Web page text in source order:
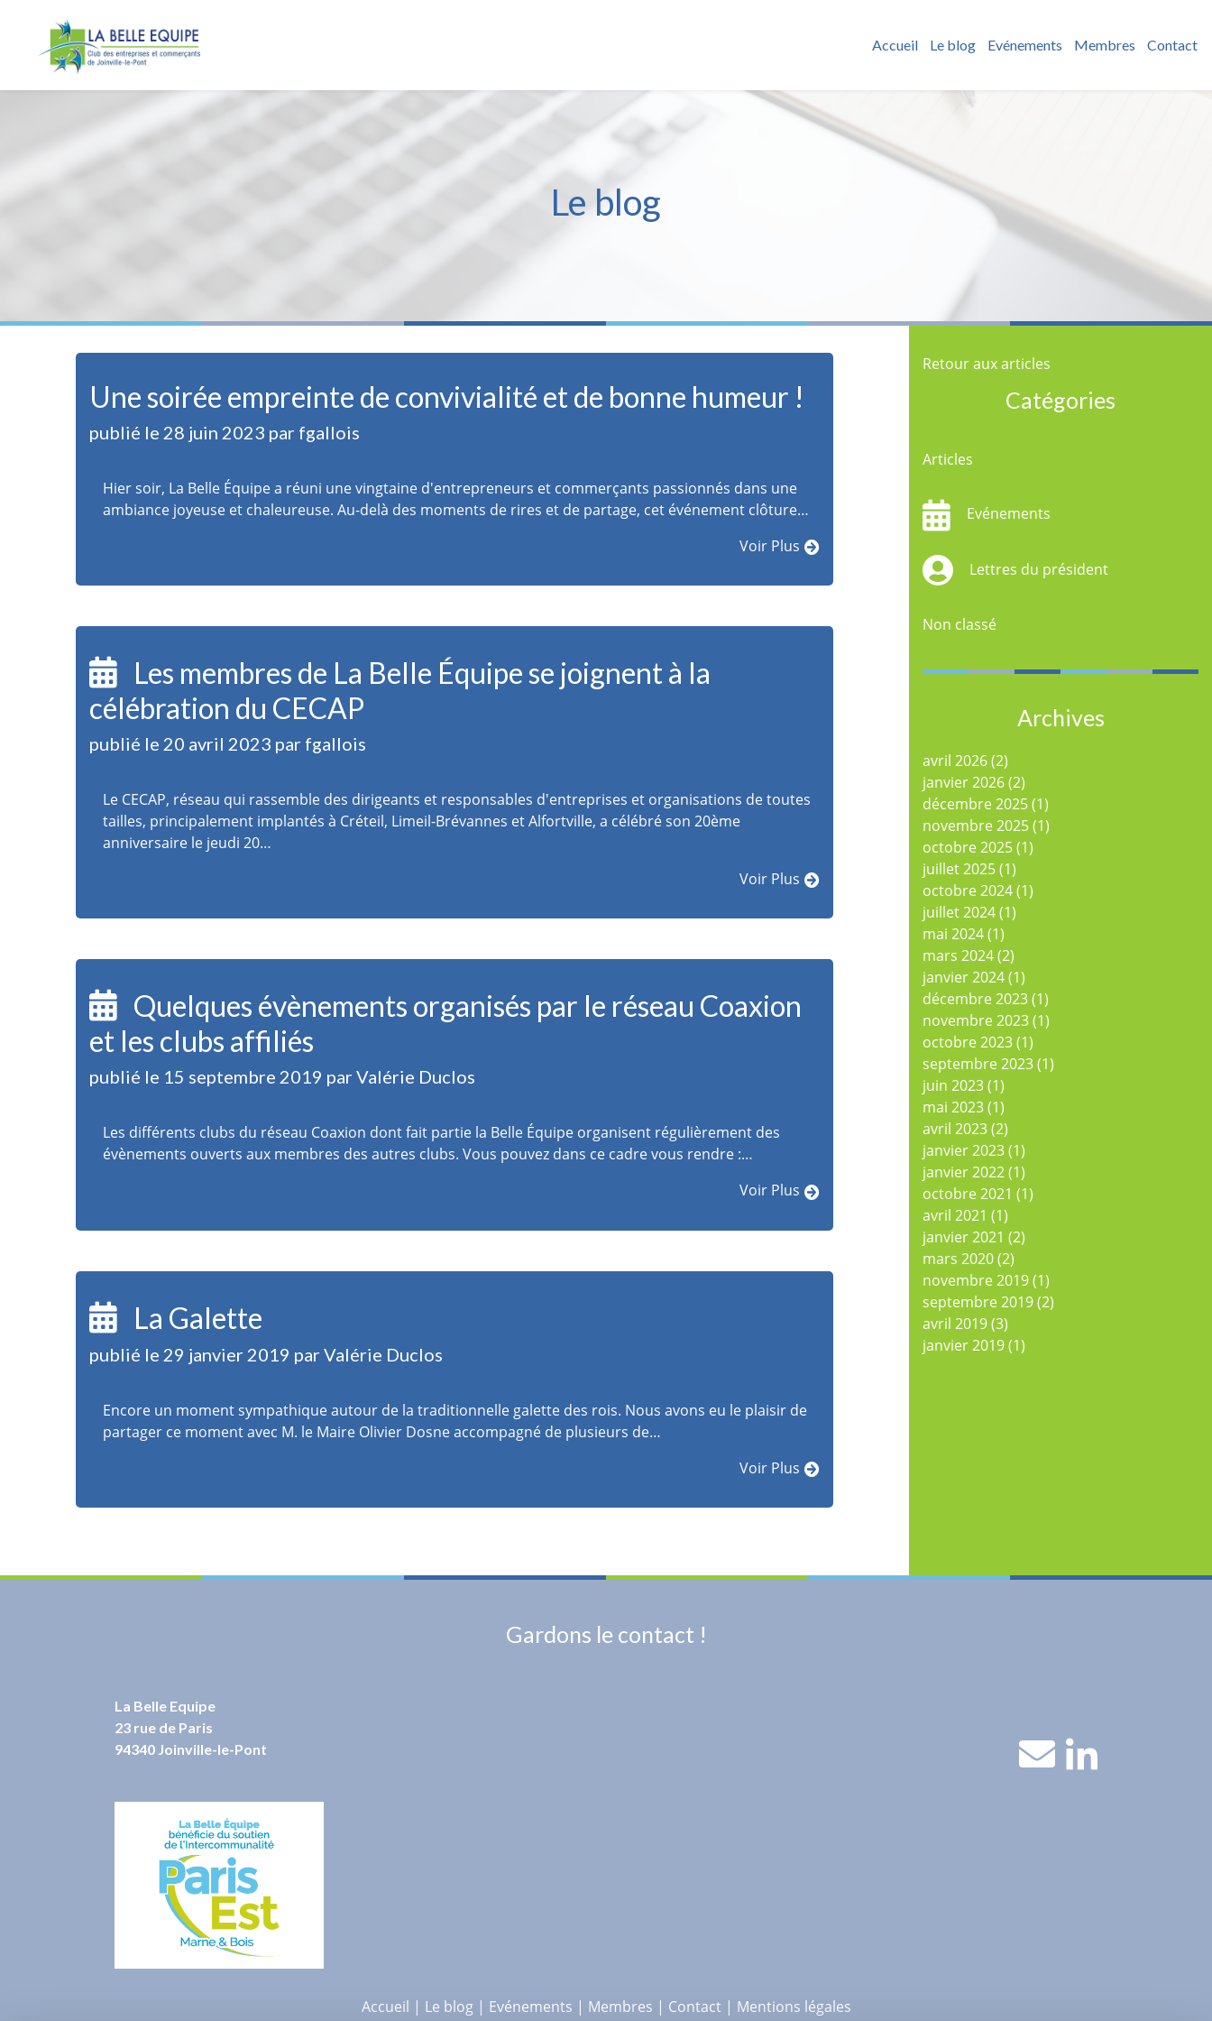
Accueil Le blog Evénements Membres Contact
Le blog
Une soirée empreinte de convivialité et de bonne humeur !
publié le 28 juin 2023 par fgallois
Hier soir, La Belle Équipe a réuni une vingtaine d'entrepreneurs et commerçants passionnés dans une
ambiance joyeuse et chaleureuse. Au-delà des moments de rires et de partage, cet événement clôture…
Voir Plus
Les membres de La Belle Équipe se joignent à la
célébration du CECAP
publié le 20 avril 2023 par fgallois
Le CECAP, réseau qui rassemble des dirigeants et responsables d'entreprises et organisations de toutes
tailles, principalement implantés à Créteil, Limeil-Brévannes et Alfortville, a célébré son 20ème
anniversaire le jeudi 20…
Voir Plus
Quelques évènements organisés par le réseau Coaxion
et les clubs affiliés
publié le 15 septembre 2019 par Valérie Duclos
Les différents clubs du réseau Coaxion dont fait partie la Belle Équipe organisent régulièrement des
évènements ouverts aux membres des autres clubs. Vous pouvez dans ce cadre vous rendre :…
Voir Plus
La Galette
publié le 29 janvier 2019 par Valérie Duclos
Encore un moment sympathique autour de la traditionnelle galette des rois. Nous avons eu le plaisir de
partager ce moment avec M. le Maire Olivier Dosne accompagné de plusieurs de…
Voir Plus
Retour aux articles
Catégories
Articles
Evénements
Lettres du président
Non classé
Archives
avril 2026(2)
janvier 2026(2)
décembre 2025(1)
novembre 2025(1)
octobre 2025(1)
juillet 2025(1)
octobre 2024(1)
juillet 2024(1)
mai 2024(1)
mars 2024(2)
janvier 2024(1)
décembre 2023(1)
novembre 2023(1)
octobre 2023(1)
septembre 2023(1)
juin 2023(1)
mai 2023(1)
avril 2023(2)
janvier 2023(1)
janvier 2022(1)
octobre 2021 (1)
avril 2021 (1)
janvier 2021 (2)
mars 2020(2)
novembre 2019(1)
septembre 2019(2)
avril 2019(3)
janvier 2019(1)
Gardons le contact !
La Belle Equipe
23 rue de Paris
94340 Joinville-le-Pont
Accueil Le blog Evénements Membres Contact Mentions légales